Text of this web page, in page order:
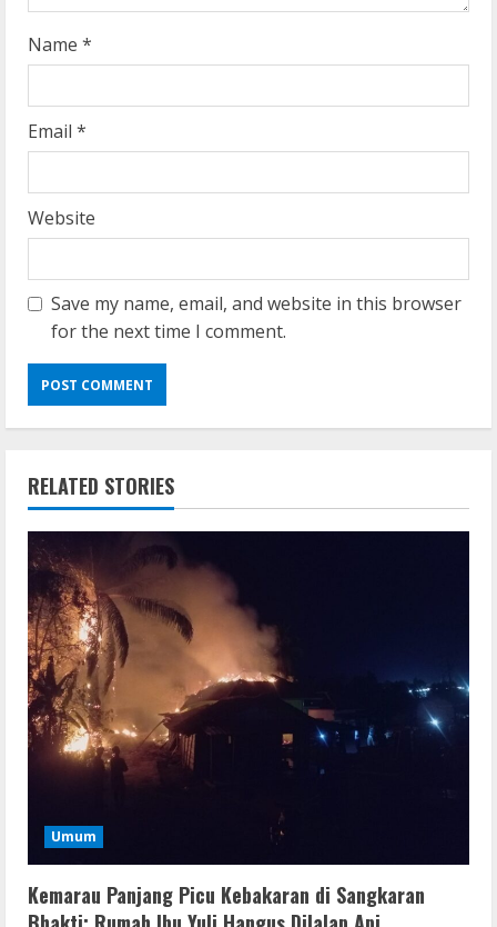
g
Name *
Email *
Website
Save my name, email, and website in this browser
for the next time I comment.
RELATED STORIES
Umum
Kemarau Panjang Picu Kebakaran di Sangkaran